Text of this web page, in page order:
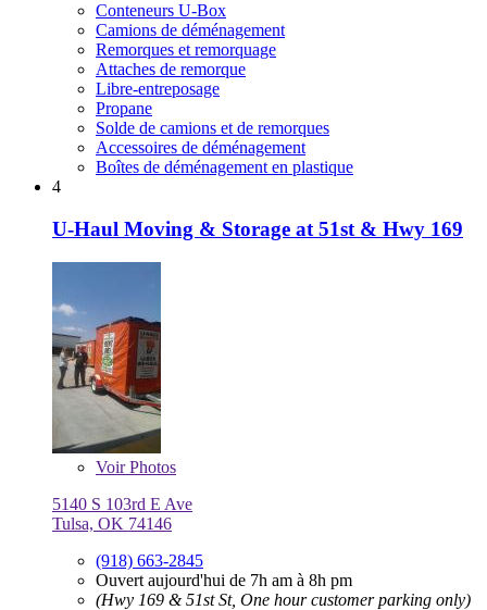
Conteneurs U-Box
Camions de déménagement
Remorques et remorquage
Attaches de remorque
Libre-entreposage
Propane
Solde de camions et de remorques
Accessoires de déménagement
Boîtes de déménagement en plastique
4
U-Haul Moving & Storage at 51st & Hwy 169
VoirPhotos
5140 S 103rd E Ave
Tulsa, OK 74146
(918) 663-2845
Ouvert aujourd'hui de 7h am à 8h pm
(Hwy 169 & 51st St, One hour customer parking only)